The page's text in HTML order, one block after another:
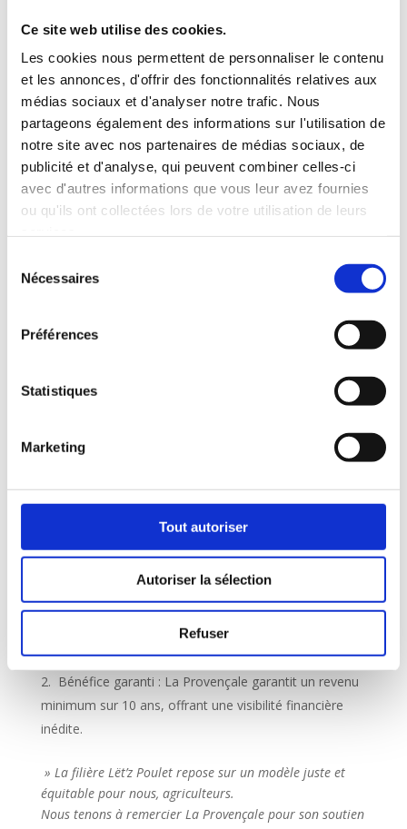
Ce site web utilise des cookies.
Les cookies nous permettent de personnaliser le contenu
et les annonces, d'offrir des fonctionnalités relatives aux
médias sociaux et d'analyser notre trafic. Nous
partageons également des informations sur l'utilisation de
notre site avec nos partenaires de médias sociaux, de
publicité et d'analyse, qui peuvent combiner celles-ci
avec d'autres informations que vous leur avez fournies
ou qu'ils ont collectées lors de votre utilisation de leurs
Nécessaires
Préférences
Statistiques
Marketing
Tout autoriser
Autoriser la sélection
Refuser
modernes :
Poulaillers ventilés et chauffés.
Lumière naturelle.
Jardins d’hiver (accès à l’air libre minimisant le risque
de contamination sanitaire).
Alimentation locale, sans OGM, élaborée à partir de
céréales produites au Luxembourg et dans la Grande
Région.
engagement fort. La Provençale achète 100 % de la
production, garantissant ainsi un bénéfice réel aux
Impact économique et sécurité des revenus
Alors qu’en 2020, la présence de volaille
luxembourgeoise dans les rayons de La Provençale
fulgurante. Fin 2025, la production annuelle atteint
modèle local. Cette croissance représente un véritable
sur deux piliers contractuels :
les crises de marchés monofilair Si un secteur subit
une crise, l’aviculture assure une rentrée d’argent
Bénéfice garanti : La Provençale garantit un revenu
minimum sur 10 ans, offrant une visibilité financière
inédite.
» La filière Lët’z Poulet repose sur un modèle juste et
équitable pour nous, agriculteurs.
Nous tenons à remercier La Provençale pour son soutien